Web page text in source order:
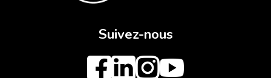
Suivez-nous